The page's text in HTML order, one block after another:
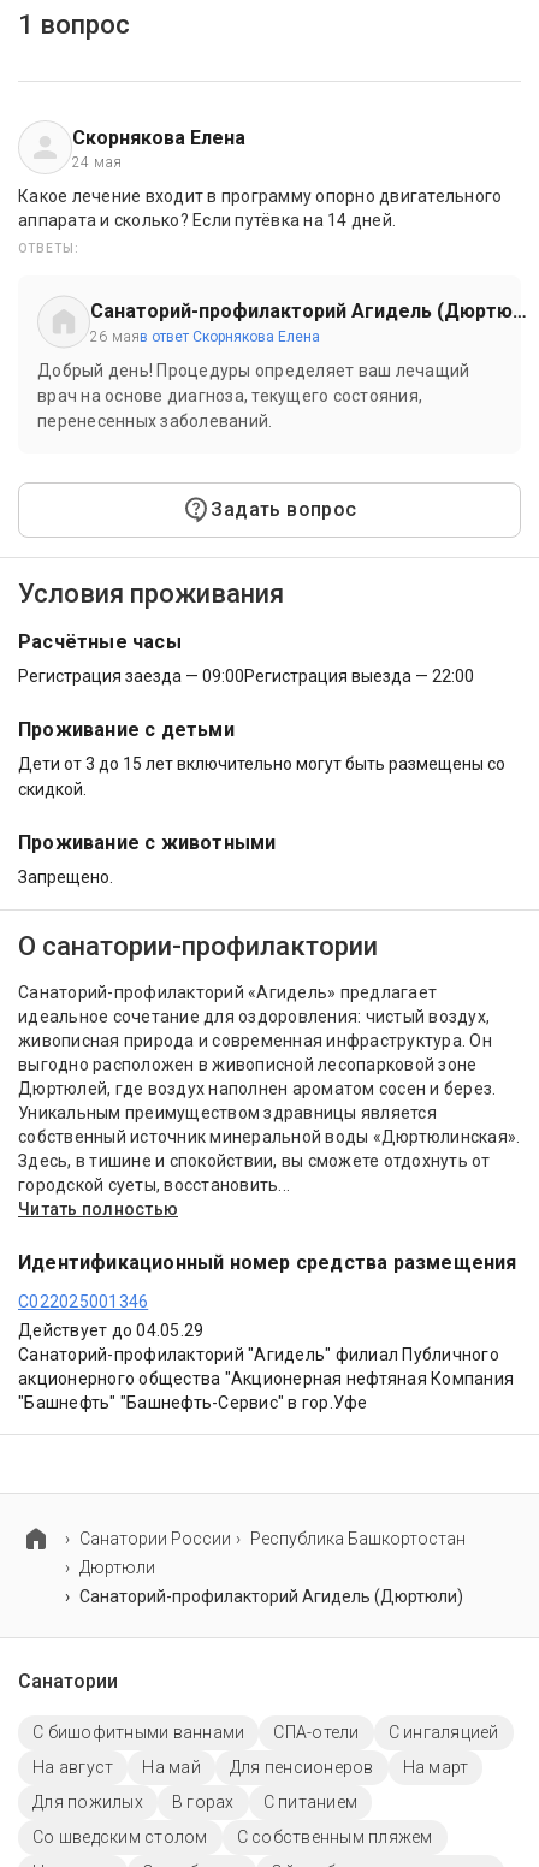
1 вопрос
Скорнякова Елена
24 мая
Какое лечение входит в программу опорно двигательного
аппарата и сколько? Если путёвка на 14 дней.
ОТВЕТЫ:
Санаторий-профилакторий Агидель (Дюртюли)
26 маяв ответ Скорнякова Елена
Добрый день! Процедуры определяет ваш лечащий
врач на основе диагноза, текущего состояния,
перенесенных заболеваний.
Задать вопрос
Условия проживания
Расчётные часы
Регистрация заезда — 09:00Регистрация выезда — 22:00
Проживание с детьми
Дети от 3 до 15 лет включительно могут быть размещены со
скидкой.
Проживание с животными
Запрещено.
О санатории-профилактории
Санаторий-профилакторий «Агидель» предлагает
идеальное сочетание для оздоровления: чистый воздух,
живописная природа и современная инфраструктура. Он
выгодно расположен в живописной лесопарковой зоне
Дюртюлей, где воздух наполнен ароматом сосен и берез.
Уникальным преимуществом здравницы является
собственный источник минеральной воды «Дюртюлинская».
Здесь, в тишине и спокойствии, вы сможете отдохнуть от
городской суеты, восстановить...
Читать полностью
Идентификационный номер средства размещения
С022025001346
Действует до 04.05.29
Санаторий-профилакторий "Агидель" филиал Публичного
акционерного общества "Акционерная нефтяная Компания
"Башнефть" "Башнефть-Сервис" в гор.Уфе
Cанатории России
Республика Башкортостан
Дюртюли
Санаторий-профилакторий Агидель (Дюртюли)
Санатории
С бишофитными ваннами СПА-отели
С ингаляцией
На август
На май Для пенсионеров
На март
Для пожилых
В горах
С питанием
Со шведским столом
С собственным пляжем